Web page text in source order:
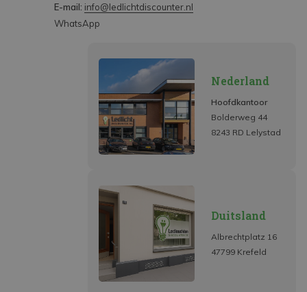
E-mail: info@ledlichtdiscounter.nl
WhatsApp
Nederland
Hoofdkantoor
Bolderweg 44
8243 RD Lelystad
Duitsland
Albrechtplatz 16
47799 Krefeld